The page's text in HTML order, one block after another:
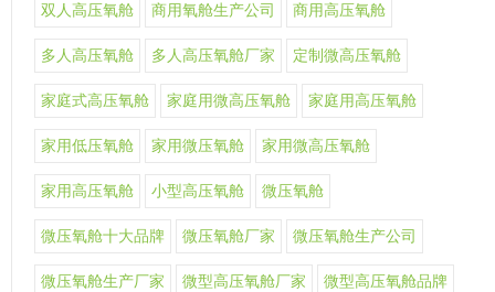
双人高压氧舱 商用氧舱生产公司 商用高压氧舱
多人高压氧舱 多人高压氧舱厂家 定制微高压氧舱
家庭式高压氧舱 家庭用微高压氧舱 家庭用高压氧舱
家用低压氧舱 家用微压氧舱 家用微高压氧舱
家用高压氧舱 小型高压氧舱 微压氧舱
微压氧舱十大品牌 微压氧舱厂家 微压氧舱生产公司
微压氧舱生产厂家 微型高压氧舱厂家 微型高压氧舱品牌